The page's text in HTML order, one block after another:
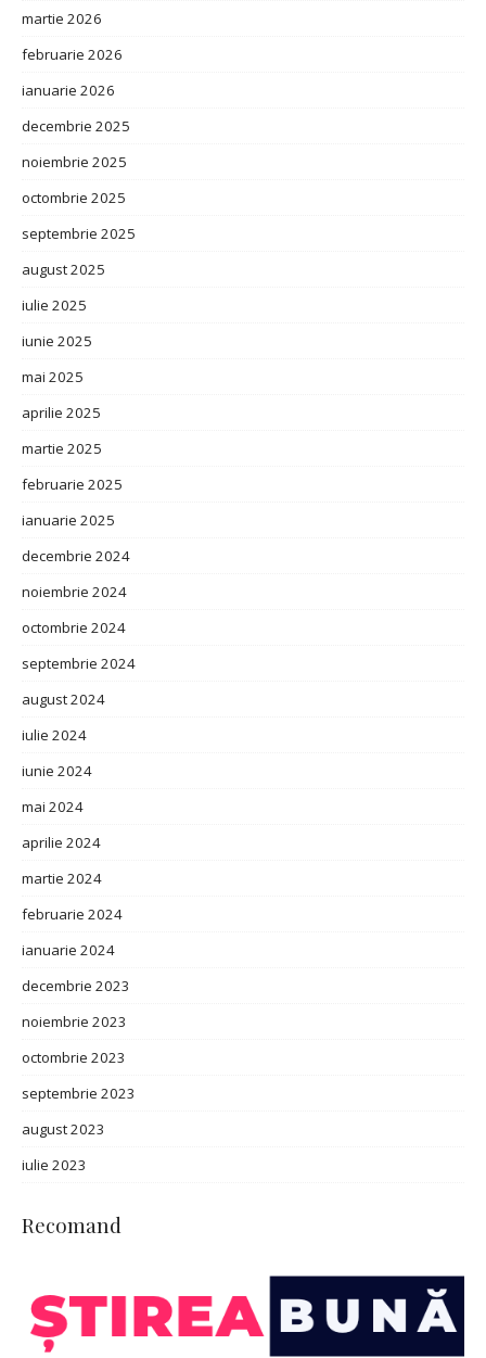
martie 2026
februarie 2026
ianuarie 2026
decembrie 2025
noiembrie 2025
octombrie 2025
septembrie 2025
august 2025
iulie 2025
iunie 2025
mai 2025
aprilie 2025
martie 2025
februarie 2025
ianuarie 2025
decembrie 2024
noiembrie 2024
octombrie 2024
septembrie 2024
august 2024
iulie 2024
iunie 2024
mai 2024
aprilie 2024
martie 2024
februarie 2024
ianuarie 2024
decembrie 2023
noiembrie 2023
octombrie 2023
septembrie 2023
august 2023
iulie 2023
Recomand